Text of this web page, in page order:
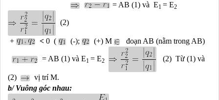
= AB (1) và E1 = E2
(2)
+ < 0 ( (-); (+) M đoạn AB (nằm trong AB)
= AB (1) và E1 = E2 (2) Từ (1) và
(2)
vị trí M.
b/ Vuông góc nhau: